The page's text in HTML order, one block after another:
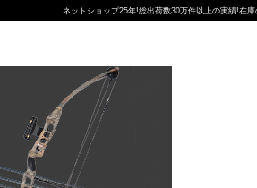
ネットショップ25年!総出荷数30万件以上の実績!在